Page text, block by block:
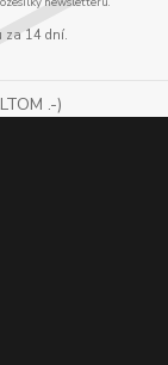
za 14 dní.
.-)